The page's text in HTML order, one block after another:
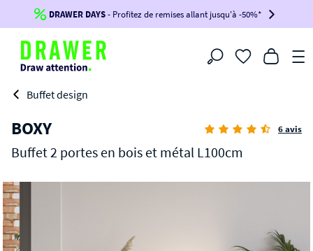
Jusqu'à-100€*sur votre commande !
BIKINI100
-voir conditions en bas de page-
DRAWER DAYS- Profitez de remises allant jusqu'à -50%*
Filtrer
Buffet design
BOXY
Buffet 2 portes en bois et métal L100cm
6 avis